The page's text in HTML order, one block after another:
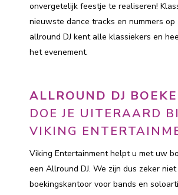
onvergetelijk feestje te realiseren!
nieuwste dance tracks en nummers op
allround DJ kent alle klassiekers en
het evenement.
ALLROUND DJ
DOE JE UITERAARD
VIKING
Viking Entertainment helpt u met uw
een Allround DJ. We zijn dus zeker
boekingskantoor voor bands en